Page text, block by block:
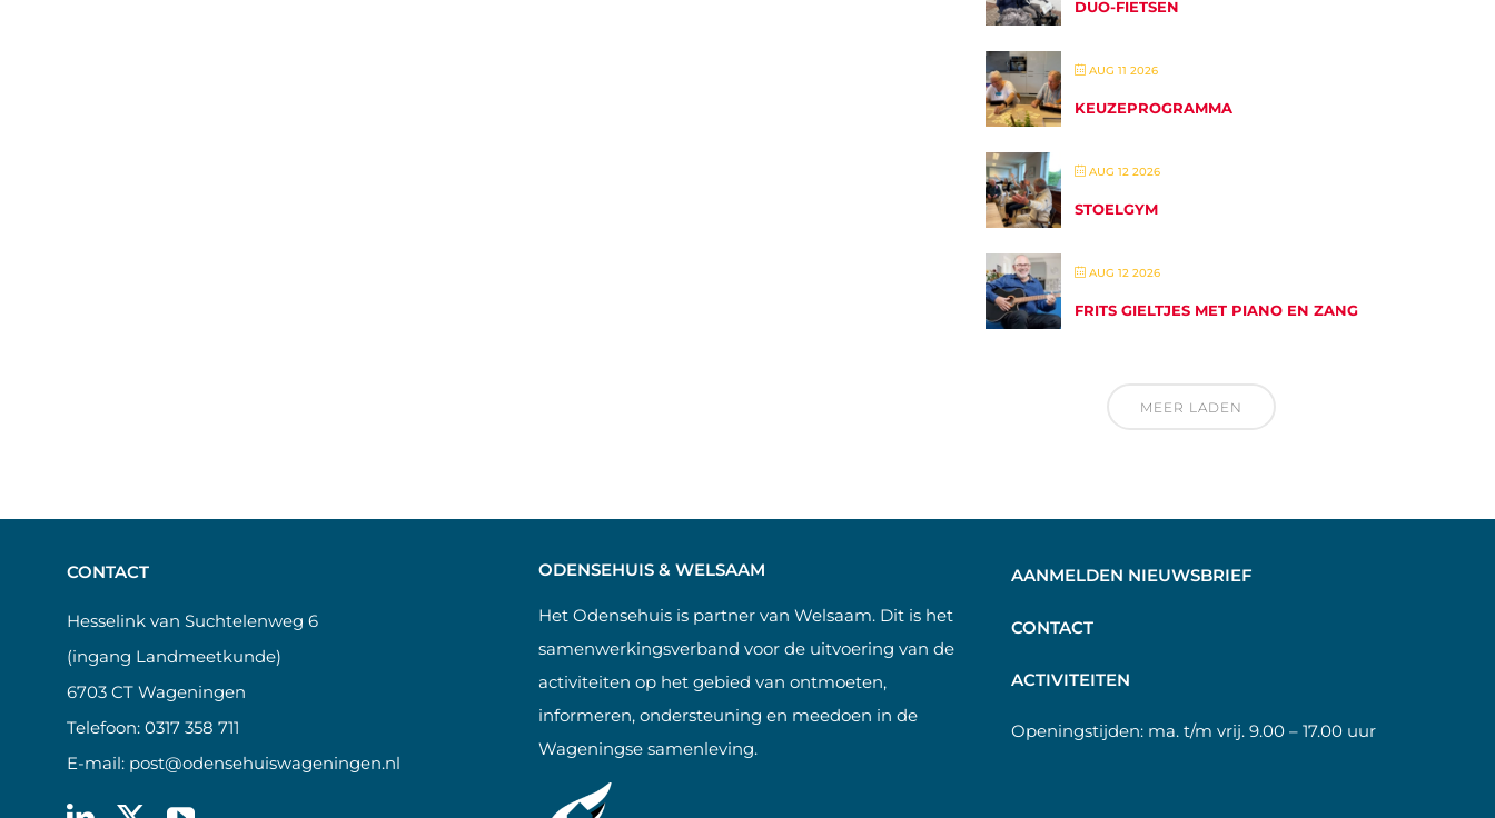
DUO-FIETSEN
AUG 11 2026
KEUZEPROGRAMMA
AUG 12 2026
STOELGYM
AUG 12 2026
FRITS GIELTJES MET PIANO EN ZANG
MEER LADEN
CONTACT
Hesselink van Suchtelenweg 6
(ingang Landmeetkunde)
6703 CT Wageningen
Telefoon: 0317 358 711
E-mail: post@odensehuiswageningen.nl
ODENSEHUIS & WELSAAM
Het Odensehuis is partner van Welsaam. Dit is het
samenwerkingsverband voor de uitvoering van de
activiteiten op het gebied van ontmoeten,
informeren, ondersteuning en meedoen in de
Wageningse samenleving.
AANMELDEN NIEUWSBRIEF
CONTACT
ACTIVITEITEN
Openingstijden: ma. t/m vrij. 9.00 – 17.00 uur